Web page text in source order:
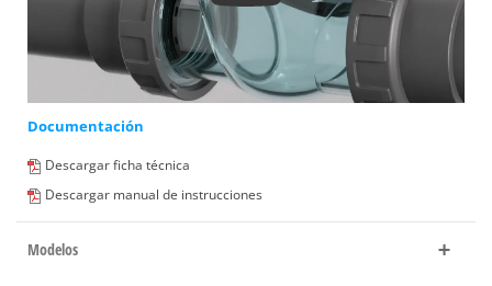
Documentación
Descargar ficha técnica
Descargar manual de instrucciones
Modelos